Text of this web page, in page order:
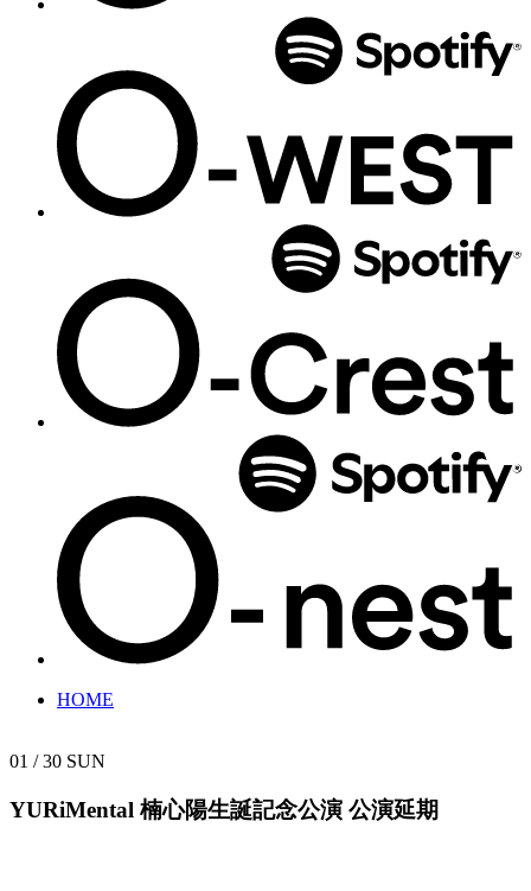
HOME
01 / 30 SUN
YURiMental 楠心陽生誕記念公演 公演延期